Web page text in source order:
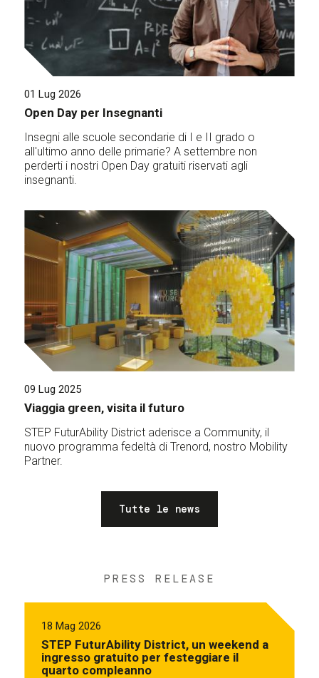
01 Lug 2026
Open Day per Insegnanti
Insegni alle scuole secondarie di I e II grado o
all'ultimo anno delle primarie? A settembre non
perderti i nostri Open Day gratuiti riservati agli
insegnanti.
09 Lug 2025
Viaggia green, visita il futuro
STEP FuturAbility District aderisce a Community, il
nuovo programma fedeltà di Trenord, nostro Mobility
Partner.
Tutte le news
PRESS RELEASE
18 Mag 2026
STEP FuturAbility District, un weekend a
ingresso gratuito per festeggiare il
quarto compleanno